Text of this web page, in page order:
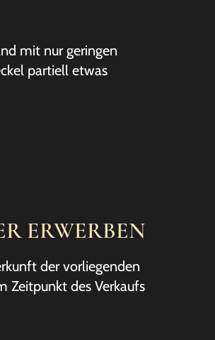
mit nur geringen
partiell etwas
ERWERBEN
der vorliegenden
Zeitpunkt des Verkaufs